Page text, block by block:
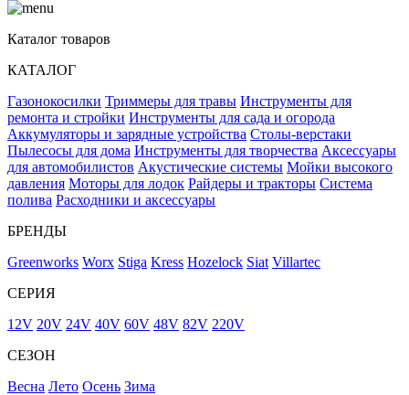
Каталог товаров
КАТАЛОГ
Газонокосилки Триммеры для травы Инструменты для
ремонта и стройки Инструменты для сада и огорода
Аккумуляторы и зарядные устройства Столы-верстаки
Пылесосы для дома Инструменты для творчества Аксессуары
для автомобилистов Акустические системы Мойки высокого
давления Моторы для лодок Райдеры и тракторы Система
полива Расходники и аксессуары
БРЕНДЫ
Greenworks Worx Stiga Kress Hozelock Siat Villartec
СЕРИЯ
12V 20V 24V 40V 60V 48V 82V 220V
СЕЗОН
Весна Лето Осень Зима